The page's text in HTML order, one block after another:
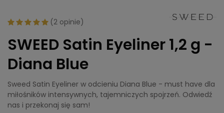
(2 opinie)
SWEED Satin Eyeliner 1,2 g -
Diana Blue
Sweed Satin Eyeliner w odcieniu Diana Blue - must have dla
miłośników intensywnych, tajemniczych spojrzeń. Odwiedź
nas i przekonaj się sam!